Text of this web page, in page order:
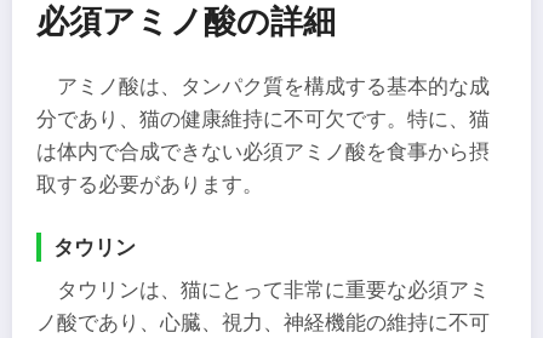
必須アミノ酸の詳細
アミノ酸は、タンパク質を構成する基本的な成
分であり、猫の健康維持に不可欠です。特に、猫
は体内で合成できない必須アミノ酸を食事から摂
取する必要があります。
タウリン
タウリンは、猫にとって非常に重要な必須アミ
ノ酸であり、心臓、視力、神経機能の維持に不可